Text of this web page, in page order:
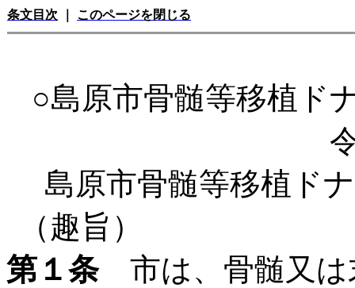
条文目次 このページを閉じる
○島原市骨髄等移植ド
島原市骨髄等移植ド
（趣旨）
第１条市は、骨髄又は